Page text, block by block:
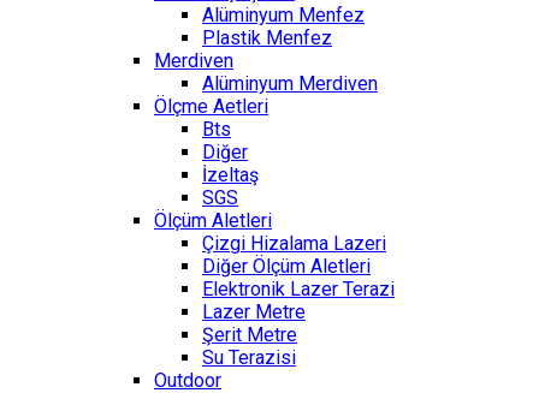
Alüminyum Menfez
Plastik Menfez
Merdiven
Alüminyum Merdiven
Ölçme Aetleri
Bts
Diğer
İzeltaş
SGS
Ölçüm Aletleri
Çizgi Hizalama Lazeri
Diğer Ölçüm Aletleri
Elektronik Lazer Terazi
Lazer Metre
Şerit Metre
Su Terazisi
Outdoor